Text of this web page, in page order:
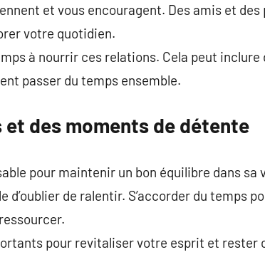
et vous encouragent. Des amis et
votre quotidien.
à nourrir ces relations. Cela peut
passer du temps ensemble.
et des moments de détente
pour maintenir un bon équilibre dans sa
de ralentir. S’accorder du temps
pour revitaliser votre esprit et rester